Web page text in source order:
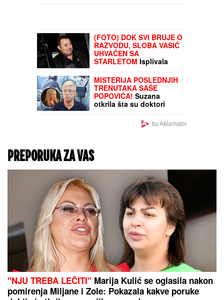
52. godini: Otkopčala
košulju i pokazala zašto
važi za jednu od
najzgodnijih (Foto)
OD SUPRUGA JE
DOŽIVELA NASILJE,
IZGUBILA JE BEBUSaša
Popović joj dao otkaz u
"Zvezdama Granda", a
onda je potpuno
NESTALA